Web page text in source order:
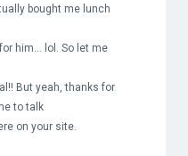
bought me lunch
him… lol. So let me
But yeah, thanks for
to talk
on your site.